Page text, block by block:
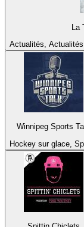
La
Actualités,
Winnipeg Sports
Hockey sur glace,